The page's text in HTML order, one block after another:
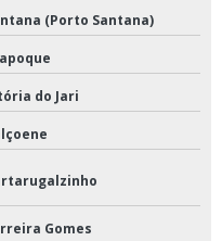
(Porto Santana)
do Jari
Gomes